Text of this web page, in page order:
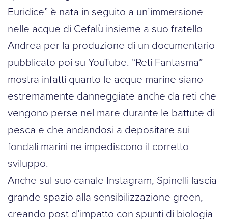
Euridice” è nata in seguito a un’immersione
nelle acque di Cefalù insieme a suo fratello
Andrea per la produzione di un documentario
pubblicato poi su YouTube. “Reti Fantasma”
mostra infatti quanto le acque marine siano
estremamente danneggiate anche da reti che
vengono perse nel mare durante le battute di
pesca e che andandosi a depositare sui
fondali marini ne impediscono il corretto
sviluppo.
Anche sul suo canale Instagram, Spinelli lascia
grande spazio alla sensibilizzazione green,
creando post d’impatto con spunti di biologia